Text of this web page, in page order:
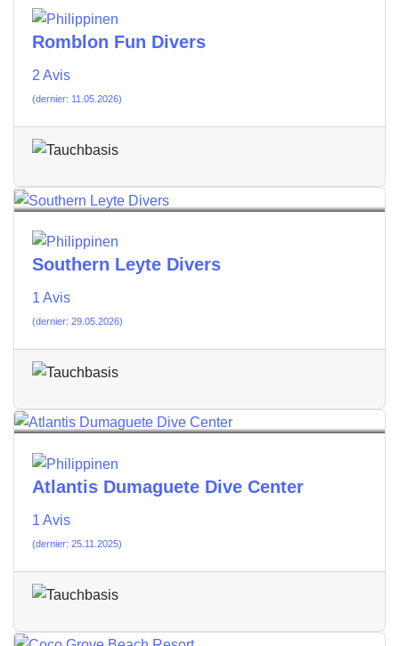
Romblon Fun Divers
2 Avis
(dernier: 11.05.2026)
Southern Leyte Divers
1 Avis
(dernier: 29.05.2026)
Atlantis Dumaguete Dive Center
1 Avis
(dernier: 25.11.2025)